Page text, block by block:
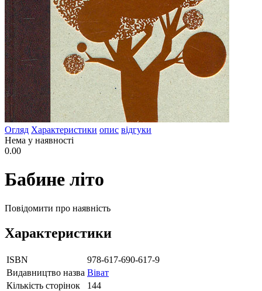
Огляд Характеристики опис відгуки
Нема у наявності
0.00
Бабине літо
Повідомити про наявність
Характеристики
ISBN
978-617-690-617-9
Видавництво назва Віват
Кількість сторінок
144